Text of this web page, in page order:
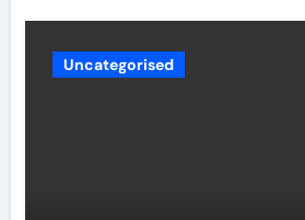
Uncategorised